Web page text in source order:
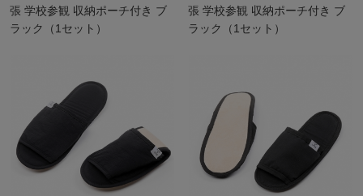
張 学校参観 収納ポーチ付き ブ
ラック（1セット）
張 学校参観 収納ポーチ付き ブ
ラック（1セット）